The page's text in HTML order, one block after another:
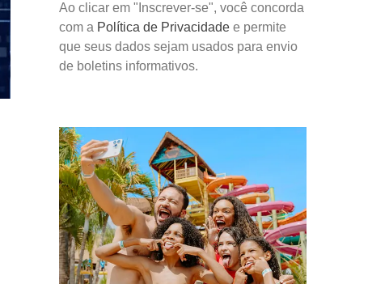
Ao clicar em "Inscrever-se", você concorda
com a Política de Privacidade e permite
que seus dados sejam usados para envio
de boletins informativos.